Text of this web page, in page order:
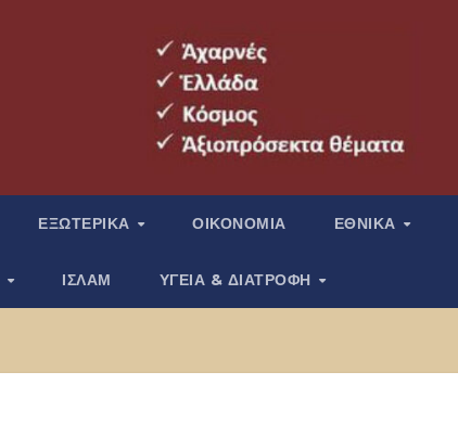
ΕΞΩΤΕΡΙΚΑ ΟΙΚΟΝΟΜΙΑ ΕΘΝΙΚΑ
ΙΣΛΑΜ ΥΓΕΙΑ & ΔΙΑΤΡΟΦΗ